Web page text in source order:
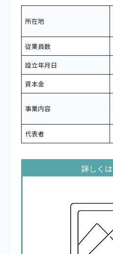
所在地
従業員数
設立年月日
資本金
事業内容
代表者